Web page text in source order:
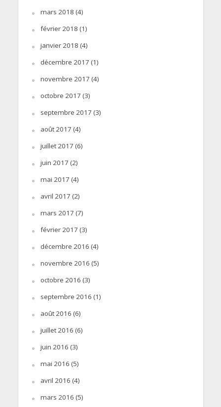
mars 2018 (4)
février 2018 (1)
janvier 2018 (4)
décembre 2017 (1)
novembre 2017 (4)
octobre 2017 (3)
septembre 2017 (3)
août 2017 (4)
juillet 2017 (6)
juin 2017 (2)
mai 2017 (4)
avril 2017 (2)
mars 2017 (7)
février 2017 (3)
décembre 2016 (4)
novembre 2016 (5)
octobre 2016 (3)
septembre 2016 (1)
août 2016 (6)
juillet 2016 (6)
juin 2016 (3)
mai 2016 (5)
avril 2016 (4)
mars 2016 (5)